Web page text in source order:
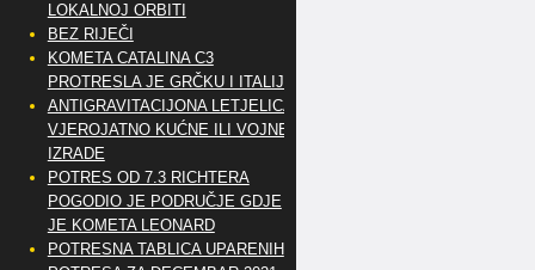
LOKALNOJ ORBITI
BEZ RIJEČI
KOMETA CATALINA C3
PROTRESLA JE GRČKU I ITALIJU
ANTIGRAVITACIJONA LETJELICA
VJEROJATNO KUĆNE ILI VOJNE
IZRADE
POTRES OD 7.3 RICHTERA
POGODIO JE PODRUČJE GDJE
JE KOMETA LEONARD
POTRESNA TABLICA UPARENIH